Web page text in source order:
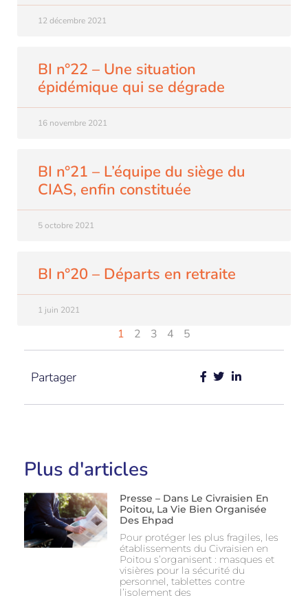
12 décembre 2021
BI n°22 – Une situation
épidémique qui se dégrade
16 novembre 2021
BI n°21 – L’équipe du siège du
CIAS, enfin constituée
5 octobre 2021
BI n°20 – Départs en retraite
1 juin 2021
1 2 3 4 5
Partager
Plus d'articles
Presse – Dans Le Civraisien En
Poitou, La Vie Bien Organisée
Des Ehpad
Pour protéger les plus fragiles, les
établissements du Civraisien en
Poitou s’organisent : masques et
visières pour la sécurité du
personnel, tablettes contre
l’isolement des